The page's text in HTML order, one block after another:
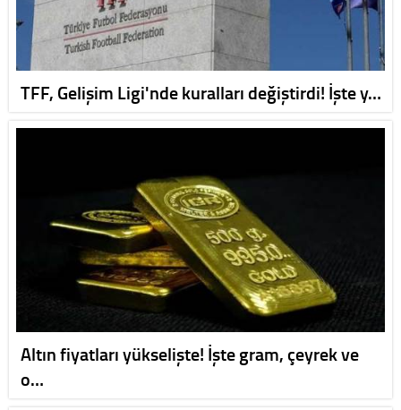
TFF, Gelişim Ligi'nde kuralları değiştirdi! İşte y…
Altın fiyatları yükselişte! İşte gram, çeyrek ve
o…